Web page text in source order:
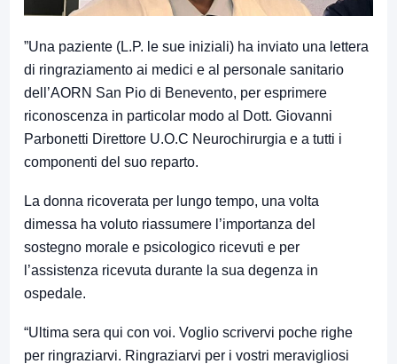
”Una paziente (L.P. le sue iniziali) ha inviato una lettera
di ringraziamento ai medici e al personale sanitario
dell’AORN San Pio di Benevento, per esprimere
riconoscenza in particolar modo al Dott. Giovanni
Parbonetti Direttore U.O.C Neurochirurgia e a tutti i
componenti del suo reparto.
La donna ricoverata per lungo tempo, una volta
dimessa ha voluto riassumere l’importanza del
sostegno morale e psicologico ricevuti e per
l’assistenza ricevuta durante la sua degenza in
ospedale.
“Ultima sera qui con voi. Voglio scrivervi poche righe
per ringraziarvi. Ringraziarvi per i vostri meravigliosi